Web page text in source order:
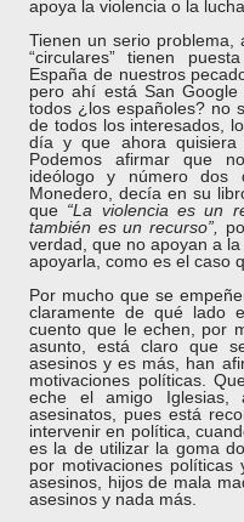
apoya la violencia o la
Tienen un serio problema,
“circulares” tienen
España de nuestros
pero ahí está San
todos ¿los españoles? no
de todos los interesados,
día y que ahora quisiera
Podemos afirmar que
ideólogo y número dos
Monedero, decía en su
que “La violencia es un
también es un recurso”,
verdad, que no apoyan a
apoyarla, como es el caso
Por mucho que se
claramente de qué lado
cuento que le echen, por
asunto, está claro que
asesinos y es más, han
motivaciones políticas.
eche el amigo
asesinatos, pues está
intervenir en política,
es la de utilizar la goma
por motivaciones
asesinos, hijos de mala
asesinos y nada más.